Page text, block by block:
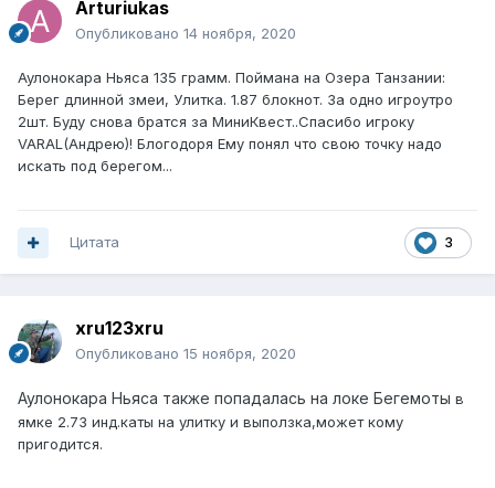
Arturiukas
Опубликовано 14 ноября, 2020
Аулонокара Ньяса 135 грамм. Поймана на Озера Танзании:
Берег длинной змеи, Улитка. 1.87 блокнот. За одно игроутро
2шт. Буду снова братся за МиниКвест..Спасибо игроку
VARAL(Андрею)! Блогодоря Ему понял что свою точку надо
искать под берегом...
3
Цитата
xru123xru
Опубликовано 15 ноября, 2020
Аулонокара Ньяса также попадалась на локе Бегемоты в
ямке 2.73 инд.каты на улитку и выползка,может кому
пригодится.